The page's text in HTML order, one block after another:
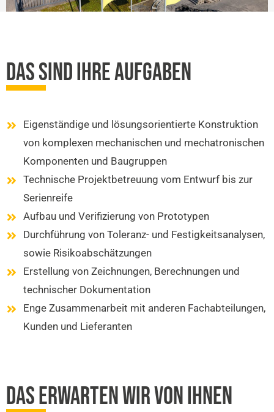
DAS SIND IHRE AUFGABEN
Eigenständige und lösungsorientierte Konstruktion
von komplexen mechanischen und mechatronischen
Komponenten und Baugruppen
Technische Projektbetreuung vom Entwurf bis zur
Serienreife
Aufbau und Verifizierung von Prototypen
Durchführung von Toleranz- und Festigkeitsanalysen,
sowie Risikoabschätzungen
Erstellung von Zeichnungen, Berechnungen und
technischer Dokumentation
Enge Zusammenarbeit mit anderen Fachabteilungen,
Kunden und Lieferanten
DAS ERWARTEN WIR VON IHNEN